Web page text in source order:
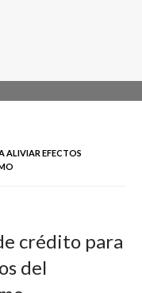
ALIVIAR EFECTOS
crédito para
del